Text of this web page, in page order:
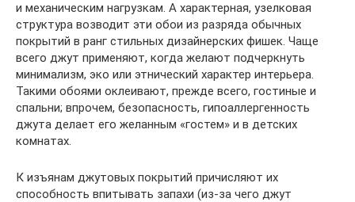
и механическим нагрузкам. А характерная, узелковая
структура возводит эти обои из разряда обычных
покрытий в ранг стильных дизайнерских фишек. Чаще
всего джут применяют, когда желают подчеркнуть
минимализм, эко или этнический характер интерьера.
Такими обоями оклеивают, прежде всего, гостиные и
спальни; впрочем, безопасность, гипоаллергенность
джута делает его желанным «гостем» и в детских
комнатах.
К изъянам джутовых покрытий причисляют их
способность впитывать запахи (из-за чего джут